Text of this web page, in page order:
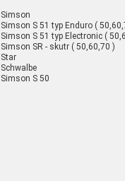
Simson
Simson S 51 typ Enduro (
Simson S 51 typ Electronic (
Simson SR - skutr ( 50,60,70 )
Star
Schwalbe
Simson S 50